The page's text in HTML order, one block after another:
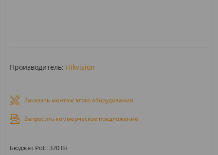
Производитель: Hikvision
Заказать монтаж этого оборудования
Запросить коммерческое предложение
Бюджет PoE: 370 Вт